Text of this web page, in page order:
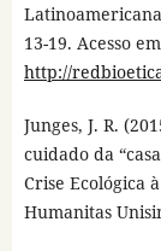
13-19. Acesso
http://
Junges, J. R.
cuidado da
Crise Ecológica
Humanitas